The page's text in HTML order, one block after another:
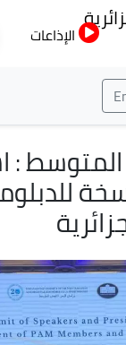
إلى
الإذاعات
: